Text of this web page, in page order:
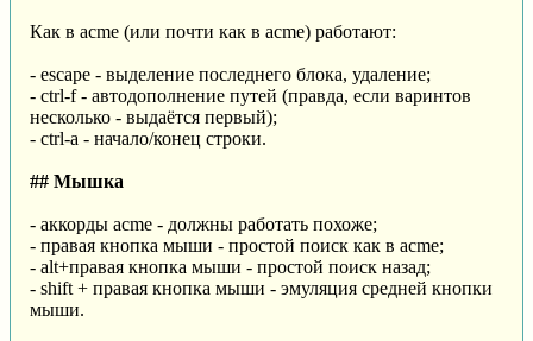
Как в acme (или почти как в acme) работают:
- escape - выделение последнего блока, удаление;
- ctrl-f - автодополнение путей (правда, если варинтов
несколько - выдаётся первый);
- ctrl-a - начало/конец строки.
## Мышка
- аккорды acme - должны работать похоже;
- правая кнопка мыши - простой поиск как в acme;
- alt+правая кнопка мыши - простой поиск назад;
- shift + правая кнопка мыши - эмуляция средней кнопки
мыши.